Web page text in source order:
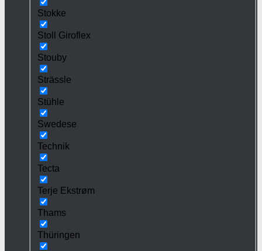
Stokke
Stoll Giroflex
Stouby
Strässle
Stühle
Swedese
Technik
Tecta
Terje Ekstrøm
Thams
Thüringen